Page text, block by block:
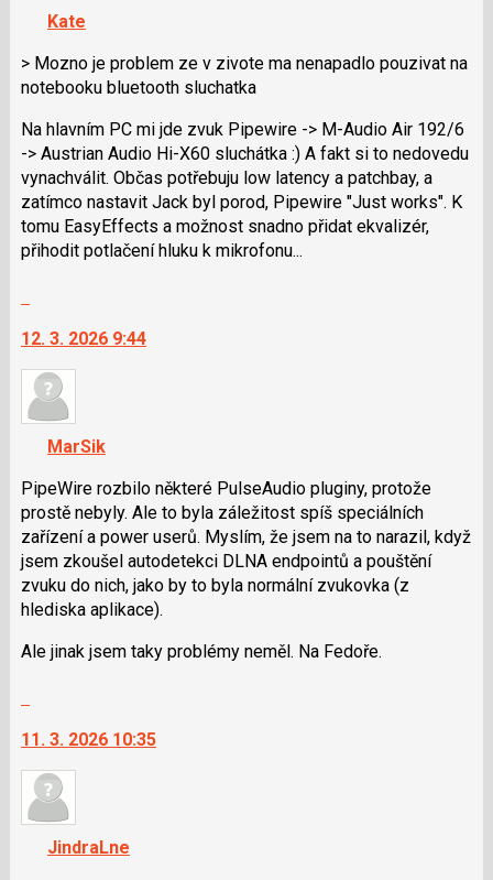
navigaci
lze
použít
i
N
pro
následující
a
P
pro
názor
Kate
> Mozno je problem ze v zivote ma nenapadlo pouzivat na
notebooku bluetooth sluchatka
Na hlavním PC mi jde zvuk Pipewire -> M-Audio Air 192/6
-> Austrian Audio Hi-X60 sluchátka :) A fakt si to nedovedu
vynachválit. Občas potřebuju low latency a patchbay, a
zatímco nastavit Jack byl porod, Pipewire "Just works". K
tomu EasyEffects a možnost snadno přidat ekvalizér,
přihodit potlačení hluku k mikrofonu...
další
nový
názor.
navigaci
lze
použít
i
klávesy
N
pro
následující
P
nový
názor
12. 3. 2026 9:44
MarSik
PipeWire rozbilo některé PulseAudio pluginy, protože
prostě nebyly. Ale to byla záležitost spíš speciálních
zařízení a power userů. Myslím, že jsem na to narazil, když
jsem zkoušel autodetekci DLNA endpointů a pouštění
zvuku do nich, jako by to byla normální zvukovka (z
hlediska aplikace).
Ale jinak jsem taky problémy neměl. Na Fedoře.
další
nový
názor.
navigaci
lze
11. 3. 2026 10:35
JindraLne